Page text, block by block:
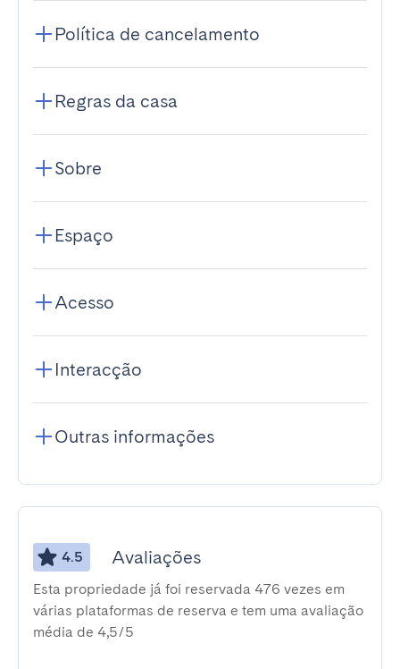
Política de cancelamento
Regras da casa
Sobre
Espaço
Acesso
Interacção
Outras informações
4.5 Avaliações
Esta propriedade já foi reservada 476 vezes em
várias plataformas de reserva e tem uma avaliação
média de 4,5/5